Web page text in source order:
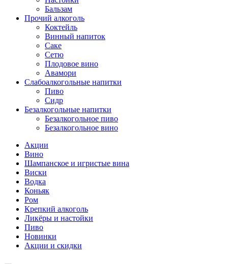
Бальзам
Прочий алкоголь
Коктейль
Винный напиток
Саке
Сетю
Плодовое вино
Авамори
Слабоалкогольные напитки
Пиво
Сидр
Безалкогольные напитки
Безалкогольное пиво
Безалкогольное вино
Акции
Вино
Шампанское и игристые вина
Виски
Водка
Коньяк
Ром
Крепкий алкоголь
Ликёры и настойки
Пиво
Новинки
Акции и скидки